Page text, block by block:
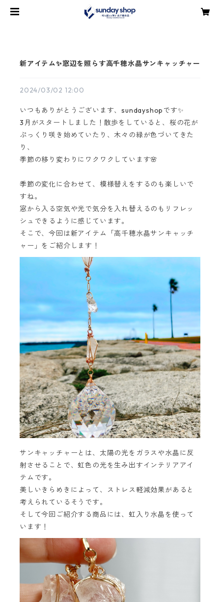
新アイテム✨窓辺を照らす高千穂水晶サンキャッチャー
2024/03/02 12:00
いつもありがとうございます、sundayshopです✨
3月がスタートしました！散歩をしていると、桜の花が
ぷっくり咲き始めていたり、木々の緑が色づいてきた
り、
季節の移り変わりにワクワクしています🌸
季節の変化に合わせて、模様替えをするのも楽しいで
すね。
窓から入る空気や光で気分を入れ替えるのもリフレッ
シュできるように感じています。
そこで、今回は新アイテム「高千穂水晶サンキャッチ
ャー」をご紹介します！
サンキャッチャーとは、太陽の光をガラスや水晶に反
射させることで、虹色の光を生み出すインテリアアイ
テムです。
美しいきらめきによって、ストレス軽減効果があると
考えられているそうです。
そして今回ご紹介する商品には、虹入り水晶を使って
います！